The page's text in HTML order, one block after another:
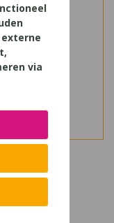
via